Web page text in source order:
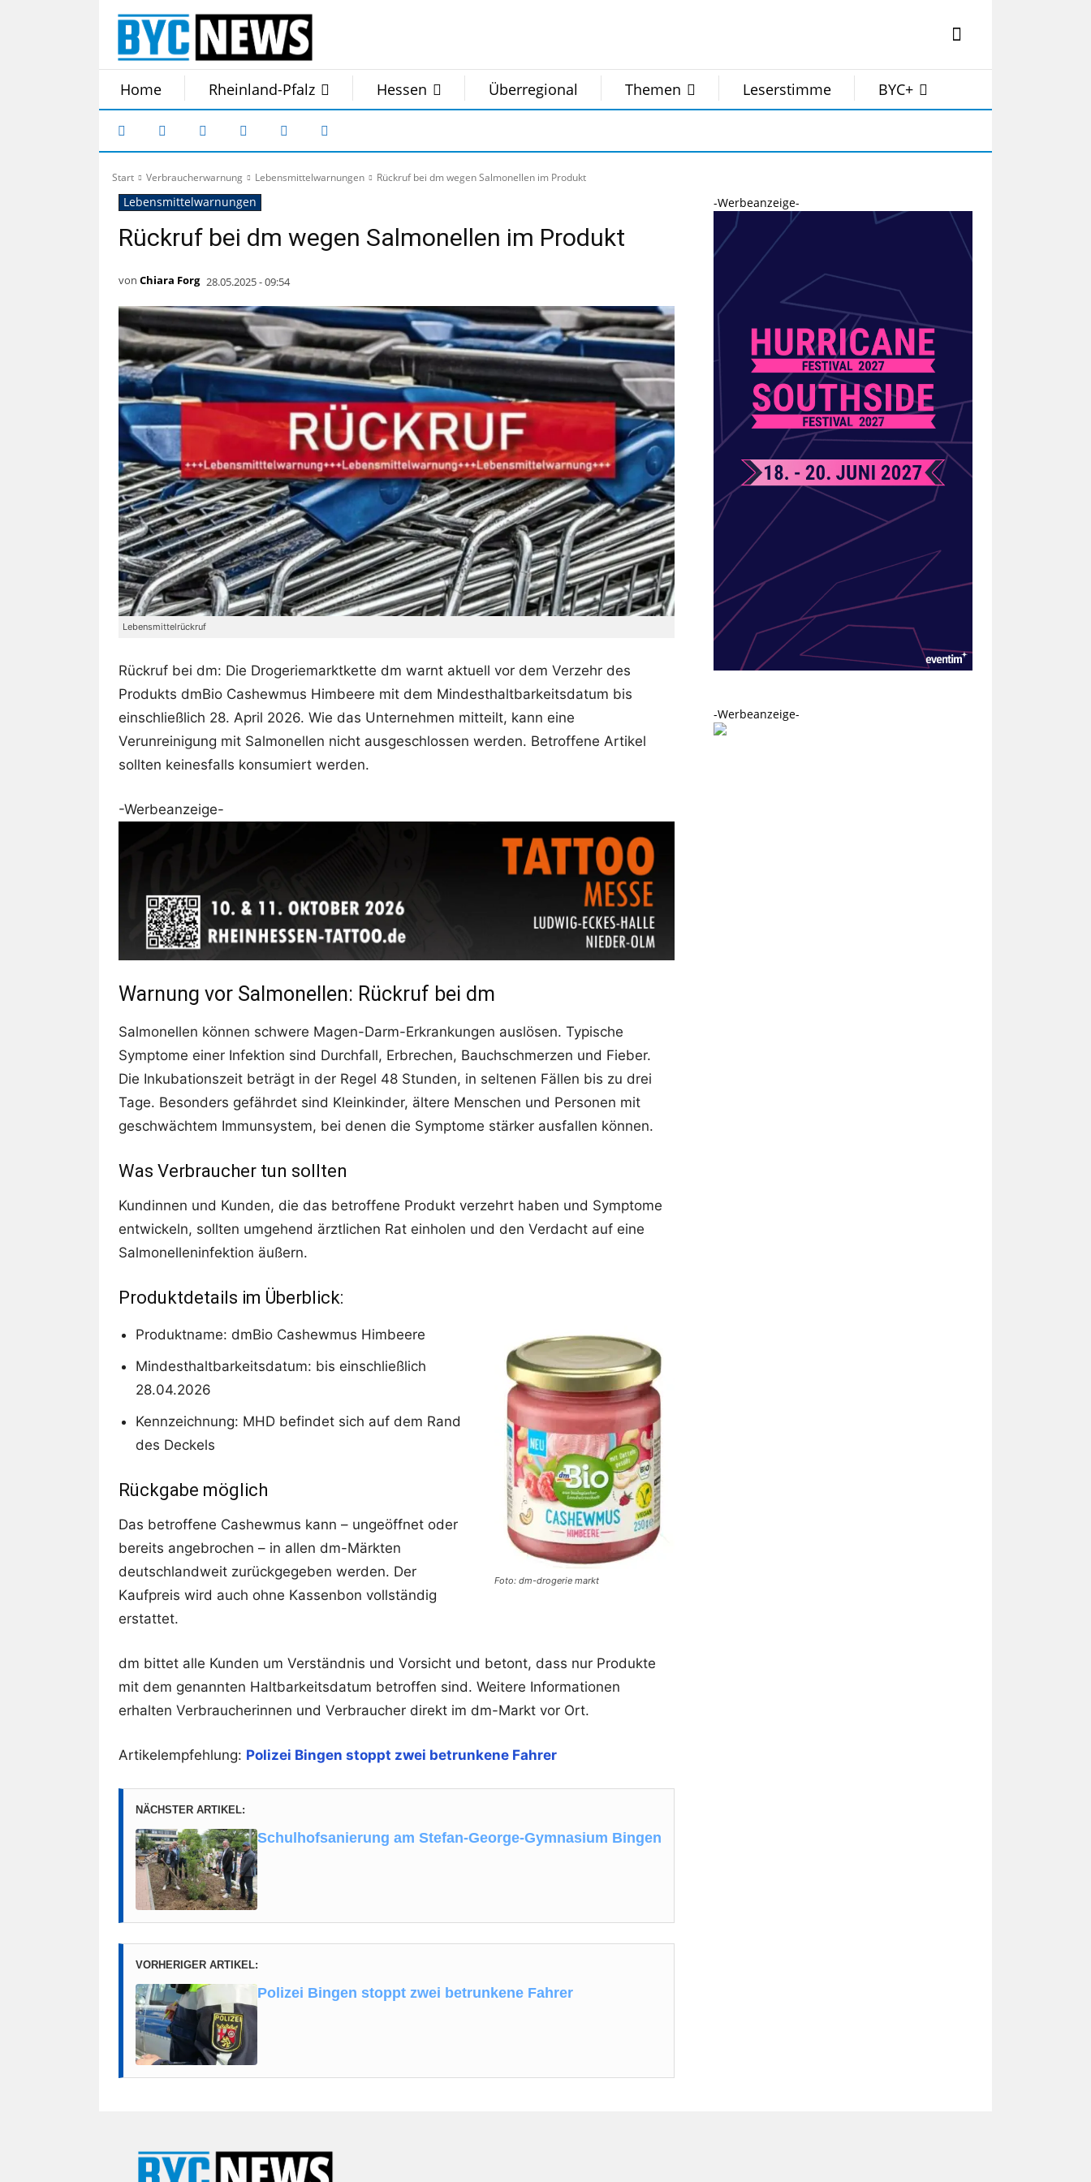
Home Rheinland-Pfalz Hessen Überregional Themen Leserstimme BYC+
Start Verbraucherwarnung Lebensmittelwarnungen Rückruf bei dm wegen Salmonellen im Produkt
Lebensmittelwarnungen
Rückruf bei dm wegen Salmonellen im Produkt
von Chiara Forg 28.05.2025 - 09:54
Lebensmittelrückruf
Rückruf bei dm: Die Drogeriemarktkette dm warnt aktuell vor dem Verzehr des
Produkts dmBio Cashewmus Himbeere mit dem Mindesthaltbarkeitsdatum bis
einschließlich 28. April 2026. Wie das Unternehmen mitteilt, kann eine
Verunreinigung mit Salmonellen nicht ausgeschlossen werden. Betroffene Artikel
sollten keinesfalls konsumiert werden.
-Werbeanzeige-
Warnung vor Salmonellen: Rückruf bei dm
Salmonellen können schwere Magen-Darm-Erkrankungen auslösen. Typische
Symptome einer Infektion sind Durchfall, Erbrechen, Bauchschmerzen und Fieber.
Die Inkubationszeit beträgt in der Regel 48 Stunden, in seltenen Fällen bis zu drei
Tage. Besonders gefährdet sind Kleinkinder, ältere Menschen und Personen mit
geschwächtem Immunsystem, bei denen die Symptome stärker ausfallen können.
Was Verbraucher tun sollten
Kundinnen und Kunden, die das betroffene Produkt verzehrt haben und Symptome
entwickeln, sollten umgehend ärztlichen Rat einholen und den Verdacht auf eine
Salmonelleninfektion äußern.
Produktdetails im Überblick:
Foto: dm-drogerie markt
Produktname: dmBio Cashewmus Himbeere
Mindesthaltbarkeitsdatum: bis einschließlich
28.04.2026
Kennzeichnung: MHD befindet sich auf dem Rand
des Deckels
Rückgabe möglich
Das betroffene Cashewmus kann – ungeöffnet oder
bereits angebrochen – in allen dm-Märkten
deutschlandweit zurückgegeben werden. Der
Kaufpreis wird auch ohne Kassenbon vollständig
erstattet.
dm bittet alle Kunden um Verständnis und Vorsicht und betont, dass nur Produkte
mit dem genannten Haltbarkeitsdatum betroffen sind. Weitere Informationen
erhalten Verbraucherinnen und Verbraucher direkt im dm-Markt vor Ort.
Artikelempfehlung: Polizei Bingen stoppt zwei betrunkene Fahrer
NÄCHSTER ARTIKEL:
Schulhofsanierung am Stefan-George-Gymnasium Bingen
VORHERIGER ARTIKEL:
Polizei Bingen stoppt zwei betrunkene Fahrer
-Werbeanzeige-
-Werbeanzeige-